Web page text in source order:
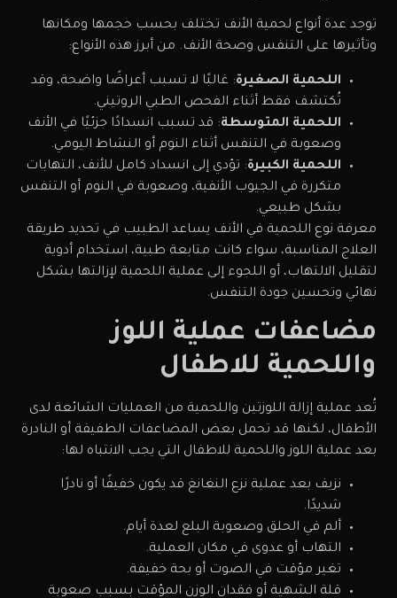
توجد عدة أنواع لحمية الأنف تختلف بحسب حجمها ومكانها
وتأثيرها على التنفس وصحة الأنف. من أبرز هذه الأنواع:
اللحمية الصغيرة: غالبًا لا تسبب أعراضًا واضحة، وقد
تُكتشف فقط أثناء الفحص الطبي الروتيني.
اللحمية المتوسطة: قد تسبب انسدادًا جزئيًا في الأنف
وصعوبة في التنفس أثناء النوم أو النشاط اليومي.
اللحمية الكبيرة: تؤدي إلى انسداد كامل للأنف، التهابات
متكررة في الجيوب الأنفية، وصعوبة في النوم أو التنفس
بشكل طبيعي.
معرفة نوع اللحمية في الأنف يساعد الطبيب في تحديد طريقة
العلاج المناسبة، سواء كانت متابعة طبية، استخدام أدوية
لتقليل الالتهاب، أو اللجوء إلى عملية اللحمية لإزالتها بشكل
نهائي وتحسين جودة التنفس.
مضاعفات عملية اللوز
واللحمية للاطفال
تُعد عملية إزالة اللوزتين واللحمية من العمليات الشائعة لدى
الأطفال، لكنها قد تحمل بعض المضاعفات الطفيفة أو النادرة
بعد عملية اللوز واللحمية للاطفال التي يجب الانتباه لها:
نزيف بعد عملية نزع النغانغ قد يكون خفيفًا أو نادرًا
شديدًا.
ألم في الحلق وصعوبة البلع لعدة أيام.
التهاب أو عدوى في مكان العملية.
تغير مؤقت في الصوت أو بحة خفيفة.
قلة الشهية أو فقدان الوزن المؤقت بسبب صعوبة